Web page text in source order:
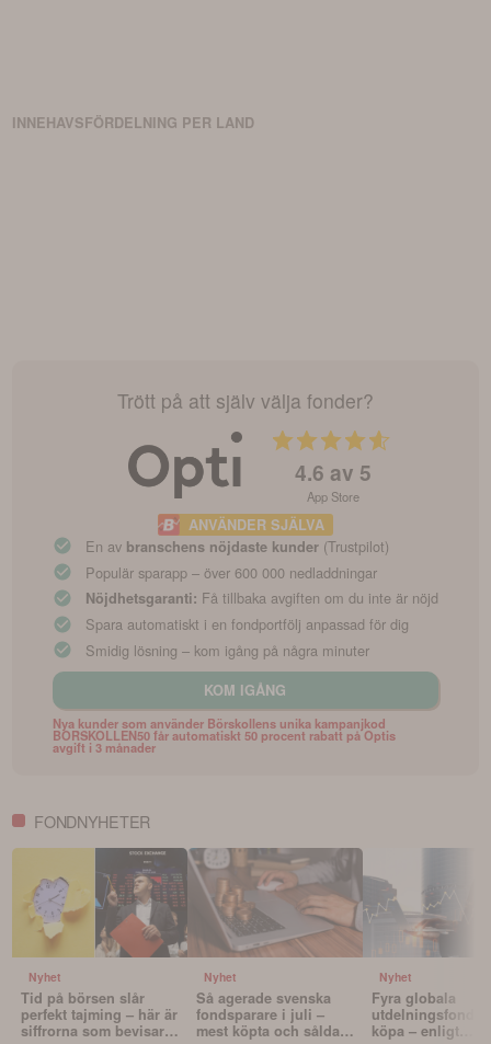
INNEHAVSFÖRDELNING PER LAND
Trött på att själv välja fonder?
4.6 av 5
App Store
ANVÄNDER SJÄLVA
En av branschens nöjdaste kunder (Trustpilot)
Populär sparapp – över 600 000 nedladdningar
Nöjdhetsgaranti: Få tillbaka avgiften om du inte är nöjd
Spara automatiskt i en fondportfölj anpassad för dig
Smidig lösning – kom igång på några minuter
KOM IGÅNG
Nya kunder som använder Börskollens unika kampanjkod
BORSKOLLEN50 får automatiskt 50 procent rabatt på Optis
avgift i 3 månader
FONDNYHETER
Nyhet
Tid på börsen slår
perfekt tajming – här är
siffrorna som bevisar
Nyhet
Så agerade svenska
fondsparare i juli –
mest köpta och sålda
Nyhet
Fyra globala
utdelningsfonder
köpa – enligt